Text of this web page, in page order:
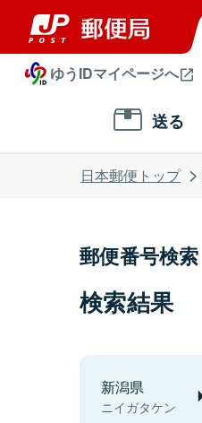
ゆうIDマイページへ
送る
日本郵便トップ
郵便番号検索
検索結果
新潟県
ニイガタケン